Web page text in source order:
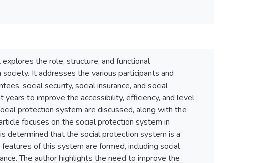
the role, structure, and functional
It addresses the various participants and
social security, social insurance, and social
to improve the accessibility, efficiency, and level
protection system are discussed, along with the
focuses on the social protection system in
determined that the social protection system is a
of this system are formed, including social
The author highlights the need to improve the